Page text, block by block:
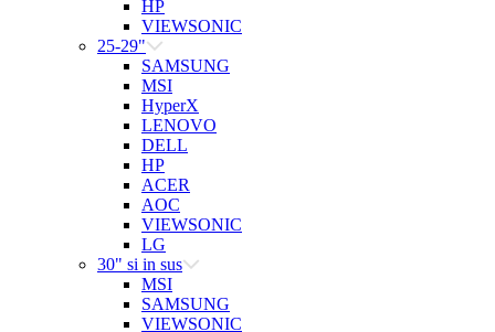
HP
VIEWSONIC
25-29"
SAMSUNG
MSI
HyperX
LENOVO
DELL
HP
ACER
AOC
VIEWSONIC
LG
30" si in sus
MSI
SAMSUNG
VIEWSONIC